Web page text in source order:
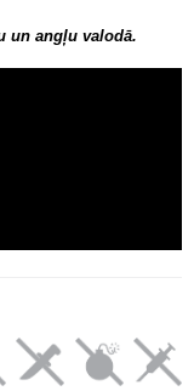
un angļu valodā.